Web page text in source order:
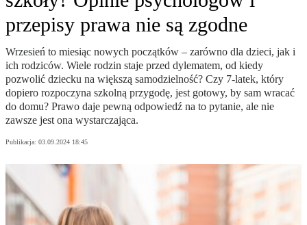
przepisy prawa nie są zgodne
Wrzesień to miesiąc nowych początków – zarówno dla dzieci, jak i
ich rodziców. Wiele rodzin staje przed dylematem, od kiedy
pozwolić dziecku na większą samodzielność? Czy 7-latek, który
dopiero rozpoczyna szkolną przygodę, jest gotowy, by sam wracać
do domu? Prawo daje pewną odpowiedź na to pytanie, ale nie
zawsze jest ona wystarczająca.
Publikacja: 03.09.2024 18:45